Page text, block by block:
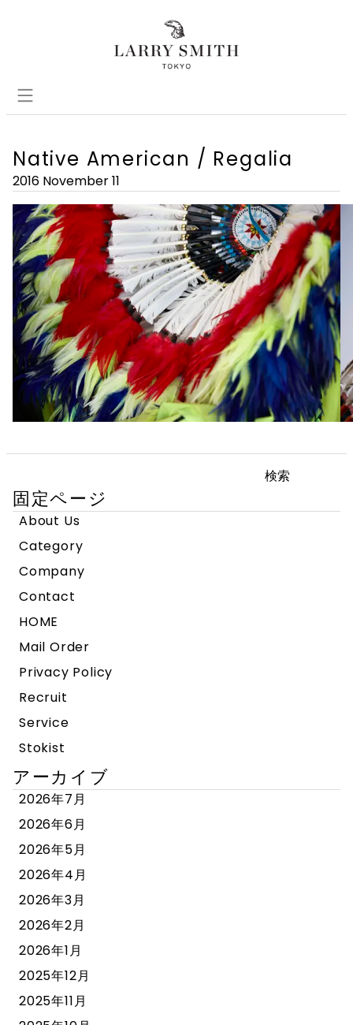
Native American / Regalia
2016 November 11
索:
固定ページ
About Us
Category
Company
Contact
HOME
Mail Order
Privacy Policy
Recruit
Service
Stokist
アーカイブ
2026年7月
2026年6月
2026年5月
2026年4月
2026年3月
2026年2月
2026年1月
2025年12月
2025年11月